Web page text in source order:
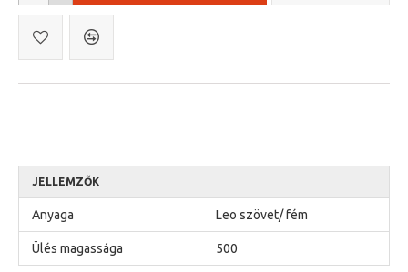
JELLEMZŐK
Anyaga Leo szövet/ fém
Ülés magassága 500